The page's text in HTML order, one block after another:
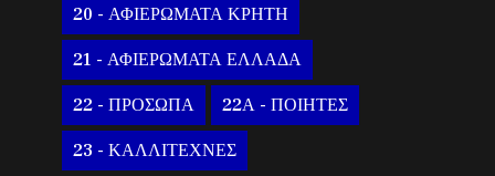
20 - ΑΦΙΕΡΩΜΑΤΑ ΚΡΗΤΗ
21 - ΑΦΙΕΡΩΜΑΤΑ ΕΛΛΑΔΑ
22 - ΠΡΟΣΩΠΑ 22Α - ΠΟΙΗΤΕΣ
23 - ΚΑΛΛΙΤΕΧΝΕΣ